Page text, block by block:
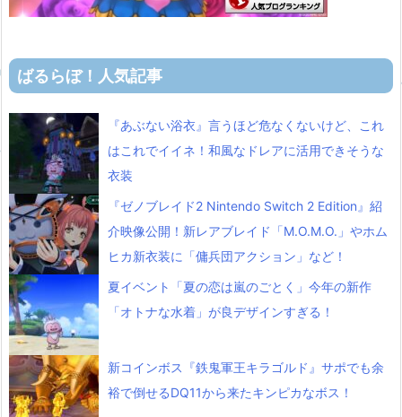
ばるらぼ！人気記事
『あぶない浴衣』言うほど危なくないけど、これ
はこれでイイネ！和風なドレアに活用できそうな
衣装
『ゼノブレイド2 Nintendo Switch 2 Edition』紹
介映像公開！新レアブレイド「M.O.M.O.」やホム
ヒカ新衣装に「傭兵団アクション」など！
夏イベント「夏の恋は嵐のごとく」今年の新作
「オトナな水着」が良デザインすぎる！
新コインボス『鉄鬼軍王キラゴルド』サポでも余
裕で倒せるDQ11から来たキンピカなボス！